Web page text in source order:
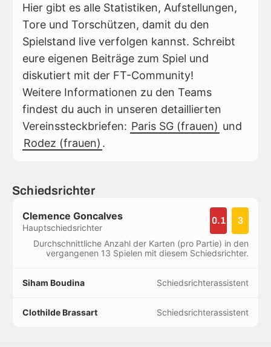
Hier gibt es alle Statistiken, Aufstellungen,
Tore und Torschützen, damit du den
Spielstand live verfolgen kannst. Schreibt
eure eigenen Beiträge zum Spiel und
diskutiert mit der FT-Community!
Weitere Informationen zu den Teams
findest du auch in unseren detaillierten
Vereinssteckbriefen: Paris SG (frauen) und
Rodez (frauen) .
Schiedsrichter
Clemence Goncalves
Hauptschiedsrichter
0.1 3
Durchschnittliche Anzahl der Karten (pro Partie) in den
vergangenen 13 Spielen mit diesem Schiedsrichter.
Siham Boudina Schiedsrichterassistent
Clothilde Brassart Schiedsrichterassistent